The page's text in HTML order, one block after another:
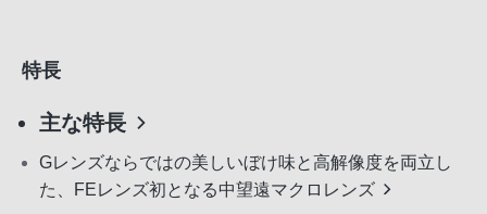
特長
主な特長
Gレンズならではの美しいぼけ味と高解像度を両立し
た、FEレンズ初となる中望遠マクロレンズ